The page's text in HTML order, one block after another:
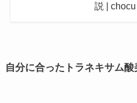
説 |
自分に合ったトラネキサム酸